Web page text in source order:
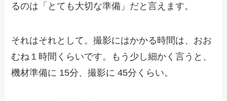
るのは「とても大切な準備」だと言えます。
それはそれとして。撮影にはかかる時間は、おお
むね１時間くらいです。もう少し細かく言うと、
機材準備に 15分、撮影に 45分くらい。